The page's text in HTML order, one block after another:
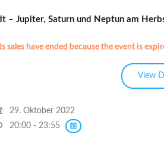
– Jupiter, Saturn und Neptun am
sales have ended because the event is
29. Oktober 2022
20:00 - 23:55